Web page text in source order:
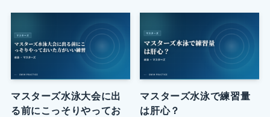
マスターズ水泳大会に出
る前にこっそりやってお
マスターズ水泳で練習量
は肝心？